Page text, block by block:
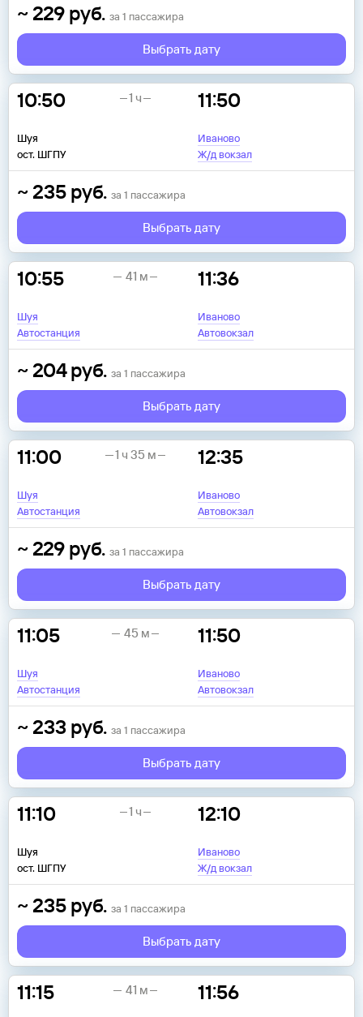
~ 229 руб. за 1 пассажира
Выбрать дату
10:50
Шуя
ост. ШГПУ
11:50
Иваново
Ж/д вокзал
1 ч
~ 235 руб. за 1 пассажира
Выбрать дату
10:55
Шуя
Автостанция
11:36
Иваново
Автовокзал
41 м
~ 204 руб. за 1 пассажира
Выбрать дату
11:00
Шуя
Автостанция
12:35
Иваново
Автовокзал
1 ч 35 м
~ 229 руб. за 1 пассажира
Выбрать дату
11:05
Шуя
Автостанция
11:50
Иваново
Автовокзал
45 м
~ 233 руб. за 1 пассажира
Выбрать дату
11:10
Шуя
ост. ШГПУ
12:10
Иваново
Ж/д вокзал
1 ч
~ 235 руб. за 1 пассажира
Выбрать дату
11:15 11:56
41 м